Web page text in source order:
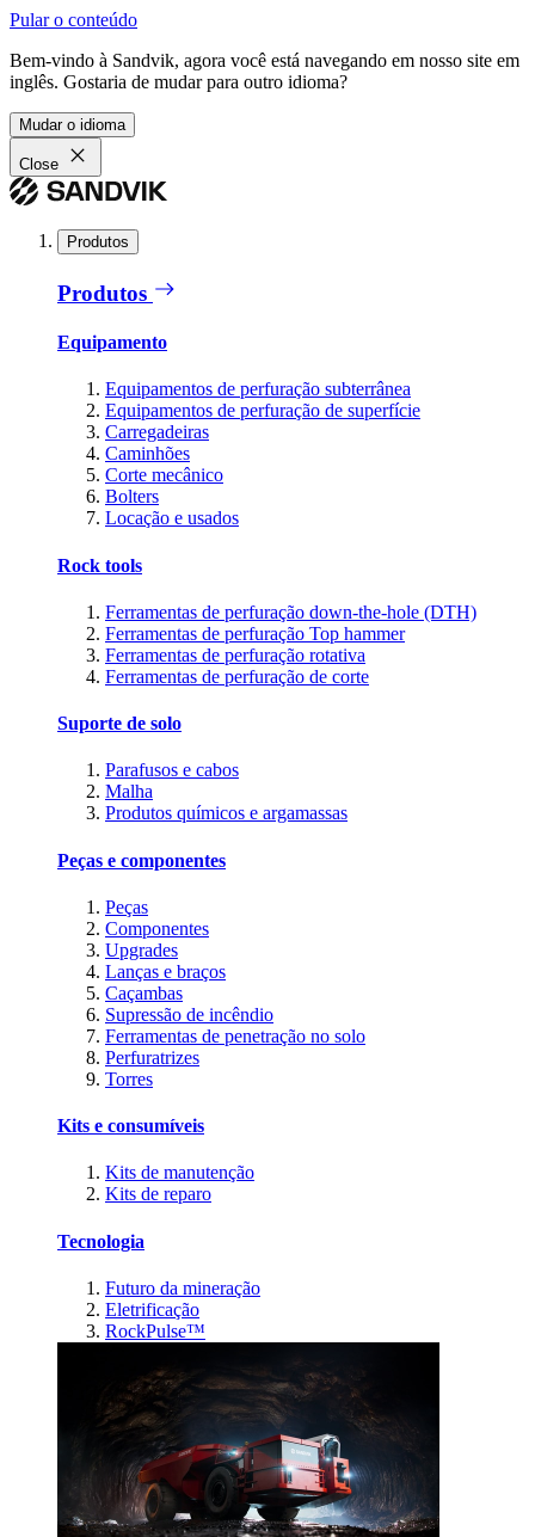
Pular o conteúdo
Bem-vindo à Sandvik, agora você está navegando em nosso site em
inglês. Gostaria de mudar para outro idioma?
Mudar o idioma
Close
Produtos
Produtos
Equipamento
Equipamentos de perfuração subterrânea
Equipamentos de perfuração de superfície
Carregadeiras
Caminhões
Corte mecânico
Bolters
Locação e usados
Rock tools
Ferramentas de perfuração down-the-hole (DTH)
Ferramentas de perfuração Top hammer
Ferramentas de perfuração rotativa
Ferramentas de perfuração de corte
Suporte de solo
Parafusos e cabos
Malha
Produtos químicos e argamassas
Peças e componentes
Peças
Componentes
Upgrades
Lanças e braços
Caçambas
Supressão de incêndio
Ferramentas de penetração no solo
Perfuratrizes
Torres
Kits e consumíveis
Kits de manutenção
Kits de reparo
Tecnologia
Futuro da mineração
Eletrificação
RockPulse™